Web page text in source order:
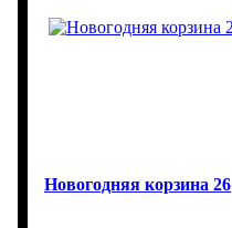
Новогодняя корзина 26